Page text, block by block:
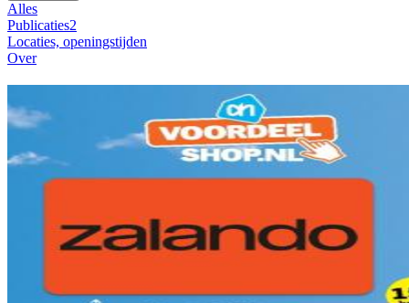
Alles
Publicaties2
Locaties, openingstijden
Over